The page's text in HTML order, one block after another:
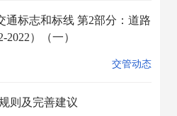
通标志和标线 第2部分：道路
）（一）
交管动态
则及完善建议